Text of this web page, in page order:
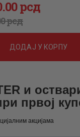
рсд
.
.00рсд
.
ДОДАЈ У КОРПУ
и
првој
акцијама